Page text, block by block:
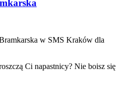
w SMS Kraków dla
Ci napastnicy? Nie boisz się